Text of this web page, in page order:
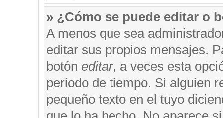
» ¿Cómo se puede editar o
A menos que sea
editar sus propios mensajes.
botón editar, a veces esta
periodo de tiempo. Si alguien
pequeño texto en el tuyo